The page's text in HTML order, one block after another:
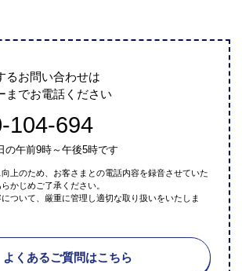
るお問い合わせは
までお電話ください
104-694
の午前9時～午後5時です
上のため、お客さまとの電話内容を録音させていた
かじめご了承ください。
ついて、厳重に管理し適切な取り扱いをいたしま
よくあるご質問はこちら